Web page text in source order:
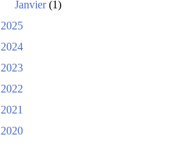
Janvier(1)
2025
2024
2023
2022
2021
2020